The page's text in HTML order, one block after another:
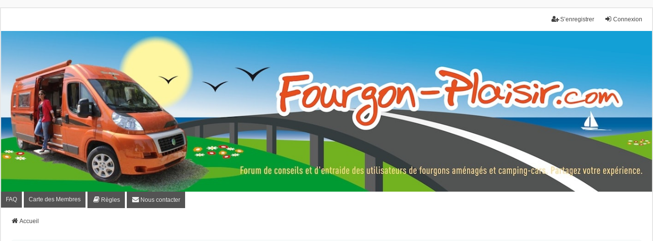
Connexion
S’enregistrer
Fourgon-plaisir.com
Forum de conseils et d'entraide des utilisateurs de fourgons, fourgons aménagés, vans et de camping-car. Partagez votre expérience.
FAQ Carte des Membres Règles Nous contacter
Accueil